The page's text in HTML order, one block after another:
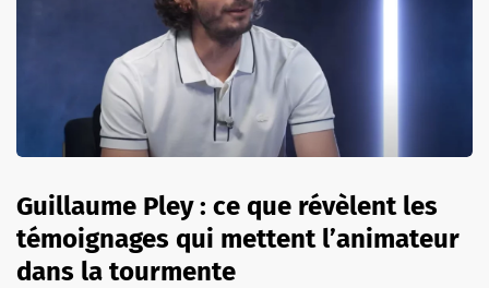
Guillaume Pley : ce que révèlent les
témoignages qui mettent l’animateur
dans la tourmente